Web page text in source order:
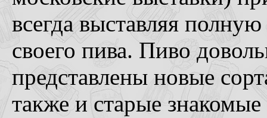
всегда выставляя
своего пива. Пиво
представлены новые
также и старые